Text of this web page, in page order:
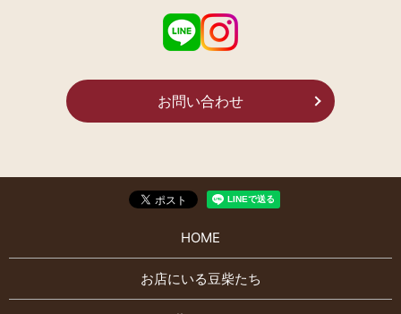
お問い合わせ
HOME
お店にいる豆柴たち